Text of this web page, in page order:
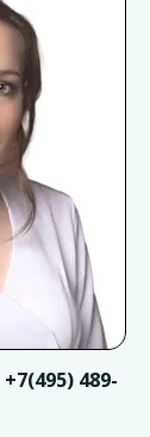
+7(495) 489-